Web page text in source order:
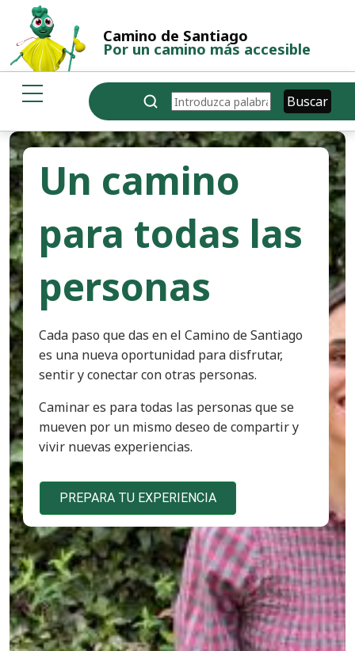
Pasar al contenido principal
Camino de Santiago
Por un camino más accesible
Buscar Buscar
Un camino
para todas las
personas
Cada paso que das en el Camino de Santiago
es una nueva oportunidad para disfrutar,
sentir y conectar con otras personas.
Caminar es para todas las personas que se
mueven por un mismo deseo de compartir y
vivir nuevas experiencias.
PREPARA TU EXPERIENCIA